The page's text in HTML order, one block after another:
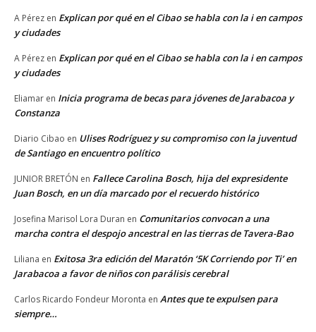
A Pérez en Explican por qué en el Cibao se habla con la i en campos
y ciudades
A Pérez en Explican por qué en el Cibao se habla con la i en campos
y ciudades
Eliamar en Inicia programa de becas para jóvenes de Jarabacoa y
Constanza
Diario Cibao en Ulises Rodríguez y su compromiso con la juventud
de Santiago en encuentro político
JUNIOR BRETÓN en Fallece Carolina Bosch, hija del expresidente
Juan Bosch, en un día marcado por el recuerdo histórico
Josefina Marisol Lora Duran en Comunitarios convocan a una
marcha contra el despojo ancestral en las tierras de Tavera-Bao
Liliana en Exitosa 3ra edición del Maratón ‘5K Corriendo por Ti’ en
Jarabacoa a favor de niños con parálisis cerebral
Carlos Ricardo Fondeur Moronta en Antes que te expulsen para
siempre…